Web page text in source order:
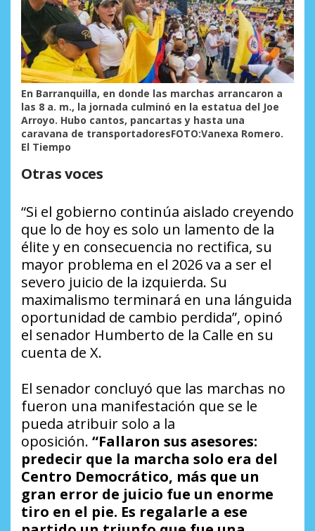
En Barranquilla, en donde las marchas arrancaron a
las 8 a. m., la jornada culminó en la estatua del Joe
Arroyo. Hubo cantos, pancartas y hasta una
caravana de transportadoresFOTO:Vanexa Romero.
El Tiempo
Otras voces
“Si el gobierno continúa aislado creyendo
que lo de hoy es solo un lamento de la
élite y en consecuencia no rectifica, su
mayor problema en el 2026 va a ser el
severo juicio de la izquierda. Su
maximalismo terminará en una lánguida
oportunidad de cambio perdida”, opinó
el senador Humberto de la Calle en su
cuenta de X.
El senador concluyó que las marchas no
fueron una manifestación que se le
pueda atribuir solo a la
oposición. “Fallaron sus asesores:
predecir que la marcha solo era del
Centro Democrático, más que un
gran error de juicio fue un enorme
tiro en el pie. Es regalarle a ese